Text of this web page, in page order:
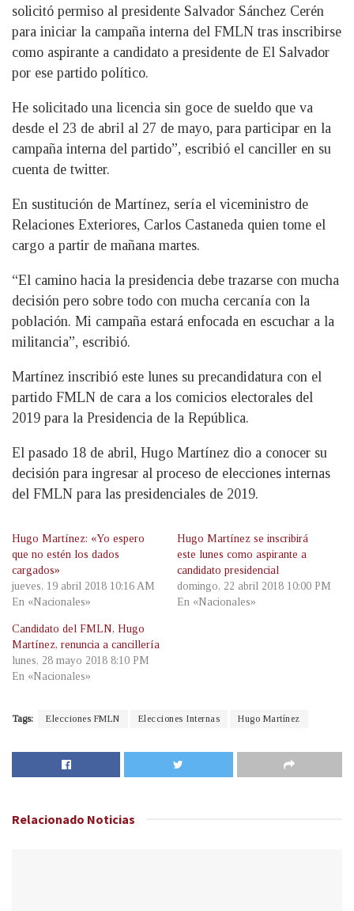
solicitó permiso al presidente Salvador Sánchez Cerén
para iniciar la campaña interna del FMLN tras inscribirse
como aspirante a candidato a presidente de El Salvador
por ese partido político.
He solicitado una licencia sin goce de sueldo que va
desde el 23 de abril al 27 de mayo, para participar en la
campaña interna del partido”, escribió el canciller en su
cuenta de twitter.
En sustitución de Martínez, sería el viceministro de
Relaciones Exteriores, Carlos Castaneda quien tome el
cargo a partir de mañana martes.
“El camino hacia la presidencia debe trazarse con mucha
decisión pero sobre todo con mucha cercanía con la
población. Mi campaña estará enfocada en escuchar a la
militancia”, escribió.
Martínez inscribió este lunes su precandidatura con el
partido FMLN de cara a los comicios electorales del
2019 para la Presidencia de la República.
El pasado 18 de abril, Hugo Martínez dio a conocer su
decisión para ingresar al proceso de elecciones internas
del FMLN para las presidenciales de 2019.
Hugo Martínez: «Yo espero
que no estén los dados
cargados»
jueves, 19 abril 2018 10:16 AM
En «Nacionales»
Hugo Martínez se inscribirá
este lunes como aspirante a
candidato presidencial
domingo, 22 abril 2018 10:00 PM
En «Nacionales»
Candidato del FMLN, Hugo
Martínez, renuncia a cancillería
lunes, 28 mayo 2018 8:10 PM
En «Nacionales»
Tags: Elecciones FMLN Elecciones Internas Hugo Martínez
Relacionado Noticias